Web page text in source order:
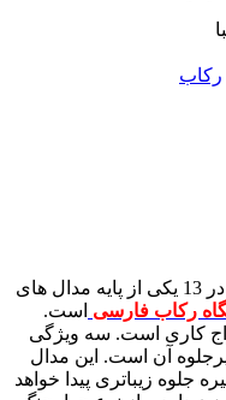
رکاب
مدال نقره جواهر شکیبا با ابعاد نگین 18 در 13 یکی از پایه مدال های
رکاب فارسی است.
کاری است. سه ویژگی
آن است. این مدال
جلوه زیباتری پیدا خواهد